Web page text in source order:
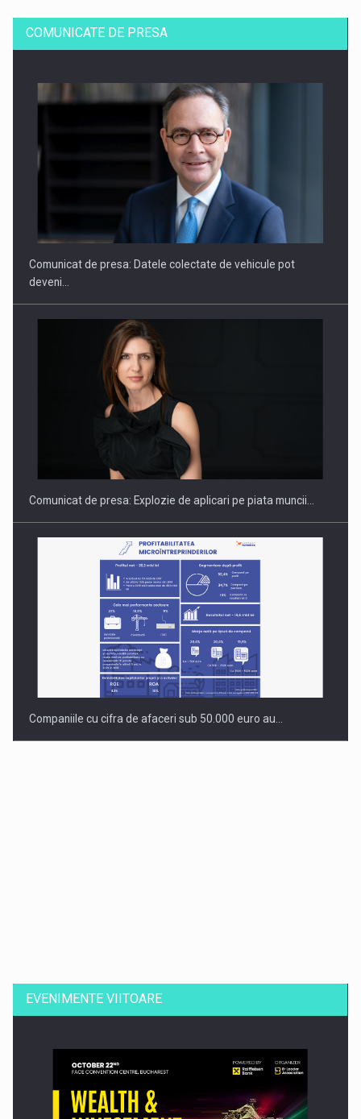
SAPTE PERSONALITATI DIN MEDIUL DE AFACERI, ACADEMIC
Hard Enduro Piatra Craiului 2026, fueled by benzinariile RO…
COMUNICATE DE PRESA
Comunicat de presa: Datele colectate de vehicule pot
deveni…
Comunicat de presa: Explozie de aplicari pe piata muncii…
Companiile cu cifra de afaceri sub 50.000 euro au…
EVENIMENTE VIITOARE